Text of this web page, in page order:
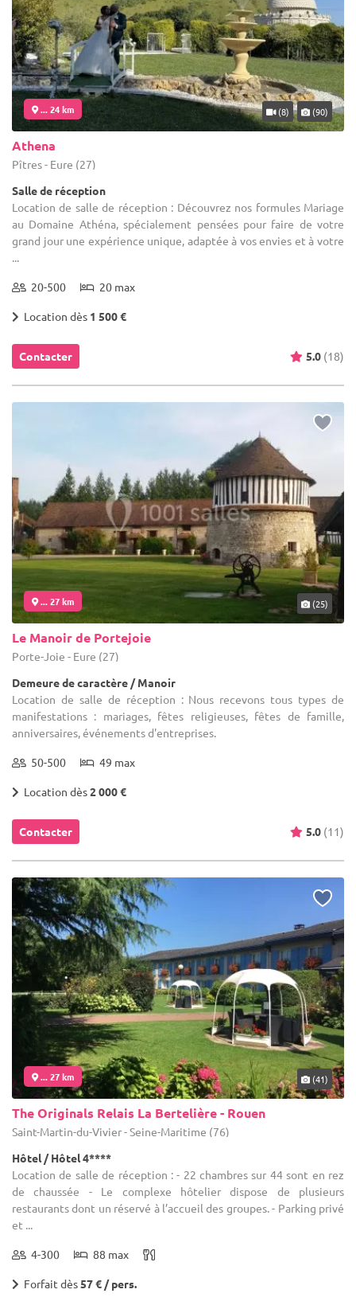
... 24 km (8) (90)
Athena
Pîtres - Eure (27)
Salle de réception
Location de salle de réception : Découvrez nos formules Mariage
au Domaine Athéna, spécialement pensées pour faire de votre
grand jour une expérience unique, adaptée à vos envies et à votre
20-500 20 max
Location dès 1 500 €
Contacter 5.0 (18)
... 27 km (25)
Le Manoir de Portejoie
Porte-Joie - Eure (27)
Demeure de caractère / Manoir
Location de salle de réception : Nous recevons tous types de
manifestations : mariages, fêtes religieuses, fêtes de famille,
anniversaires, événements d'entreprises.
50-500 49 max
Location dès2 000 €
Contacter 5.0 (11)
... 27 km (41)
The Originals Relais La Bertelière - Rouen
Saint-Martin-du-Vivier - Seine-Maritime (76)
Hôtel / Hôtel 4****
Location de salle de réception : - 22 chambres sur 44 sont en rez
de chaussée - Le complexe hôtelier dispose de plusieurs
restaurants dont un réservé à l’accueil des groupes. - Parking privé
et ...
4-300 88 max
Forfait dès 57 € / pers.